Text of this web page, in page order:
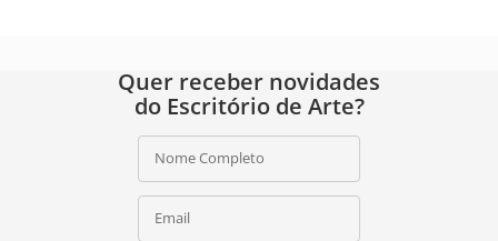
Quer receber novidades
do Escritório de Arte?
Nome Completo
Email